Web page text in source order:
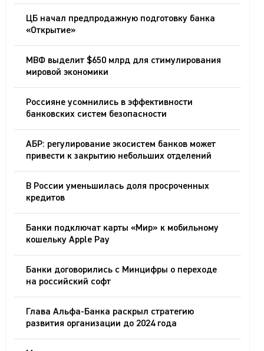
ЦБ начал предпродажную подготовку банка
«Открытие»
МВФ выделит $650 млрд для стимулирования
мировой экономики
Россияне усомнились в эффективности
банковских систем безопасности
АБР: регулирование экосистем банков может
привести к закрытию небольших отделений
В России уменьшилась доля просроченных
кредитов
Банки подключат карты «Мир» к мобильному
кошельку Apple Pay
Банки договорились с Минцифры о переходе
на российский софт
Глава Альфа-Банка раскрыл стратегию
развития организации до 2024 года